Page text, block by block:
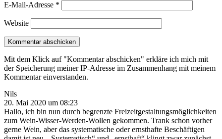
E-Mail-Adresse *
Website
Mit dem Klick auf "Kommentar abschicken" erkläre ich mich mit
der Speicherung meiner IP-Adresse im Zusammenhang mit meinem
Kommentar einverstanden.
Nils
20. Mai 2020 um 08:23
Hallo, ich bin nun durch begrenzte Freizeitgestaltungsmöglichkeiten
zum Wein-Wisser-Werden-Wollen gekommen. Trank schon vorher
gerne Wein, aber das systematische oder ernsthafte Beschäftigen